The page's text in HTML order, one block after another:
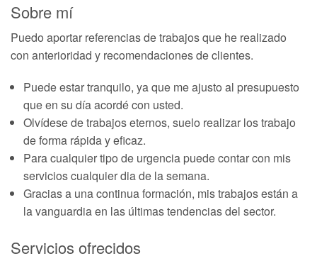
Sobre mí
Puedo aportar referencias de trabajos que he realizado
con anterioridad y recomendaciones de clientes.
Puede estar tranquilo, ya que me ajusto al presupuesto
que en su día acordé con usted.
Olvídese de trabajos eternos, suelo realizar los trabajo
de forma rápida y eficaz.
Para cualquier tipo de urgencia puede contar con mis
servicios cualquier dia de la semana.
Gracias a una continua formación, mis trabajos están a
la vanguardia en las últimas tendencias del sector.
Servicios ofrecidos